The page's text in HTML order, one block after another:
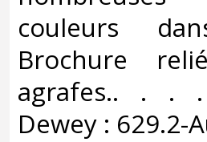
couleurs
Brochure
agrafes.. . . .
Dewey : 629.2-